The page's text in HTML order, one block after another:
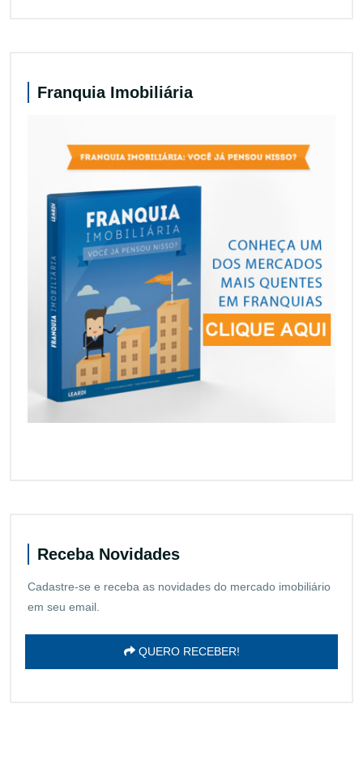
Franquia Imobiliária
Receba Novidades
Cadastre-se e receba as novidades do mercado imobiliário
em seu email.
QUERO RECEBER!